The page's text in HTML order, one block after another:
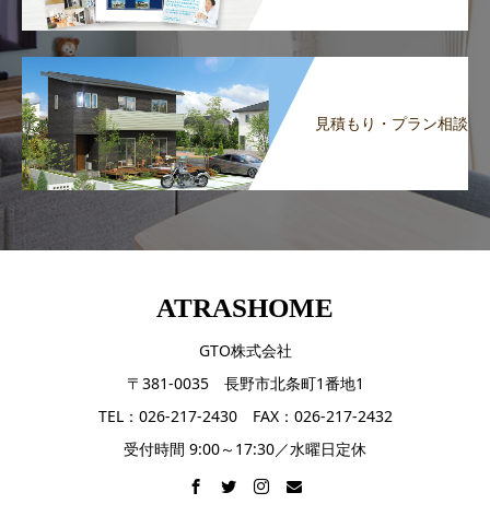
見積もり・プラン相談
ATRASHOME
GTO株式会社
〒381-0035 長野市北条町1番地1
TEL：026-217-2430 FAX：026-217-2432
受付時間 9:00～17:30／水曜日定休